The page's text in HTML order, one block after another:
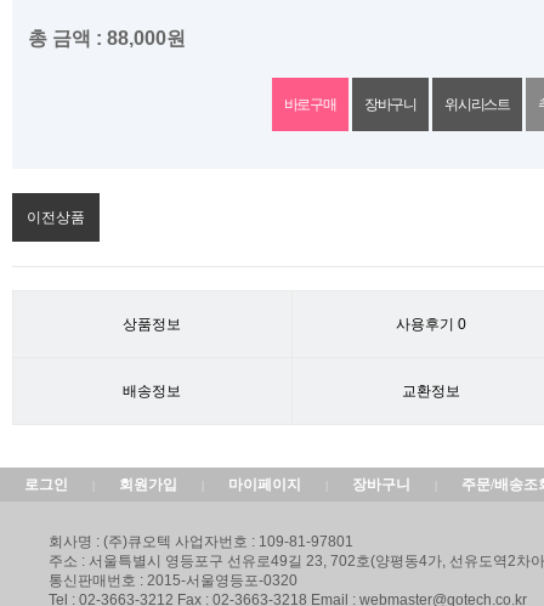
총 금액 : 88,000원
위시리스트
이전상품
상품정보 사용후기 0
배송정보 교환정보
로그인 회원가입 마이페이지 장바구니 주문/배송조
회사명 : (주)큐오텍 사업자번호 : 109-81-97801
주소 : 서울특별시 영등포구 선유로49길 23, 702호(양평동4가, 선유도역2차
통신판매번호 : 2015-서울영등포-0320
Tel : 02-3663-3212 Fax : 02-3663-3218 Email : webmaster@qotech.co.kr